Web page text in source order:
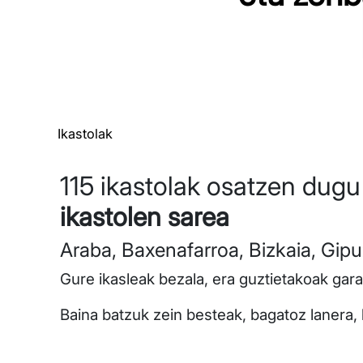
Ikastolak
115 ikastolak osatzen dugu
ikastolen sarea
Araba, Baxenafarroa, Bizkaia,
Gure ikasleak bezala, era guztietakoak
Baina batzuk zein besteak, bagatoz